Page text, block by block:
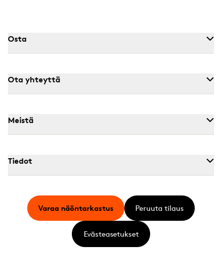
Osta
Ota yhteyttä
Meistä
Tiedot
Varaa näöntarkastus Peruuta tilaus
Evästeasetukset